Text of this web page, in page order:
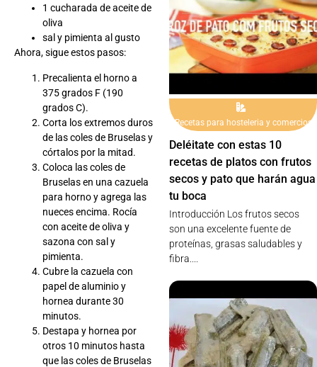
1 cucharada de aceite de
oliva
sal y pimienta al gusto
Ahora, sigue estos pasos:
Precalienta el horno a
375 grados F (190
grados C).
Corta los extremos duros
de las coles de Bruselas y
córtalos por la mitad.
Coloca las coles de
Bruselas en una cazuela
para horno y agrega las
nueces encima. Rocía
con aceite de oliva y
sazona con sal y
pimienta.
Cubre la cazuela con
papel de aluminio y
hornea durante 30
minutos.
Destapa y hornea por
otros 10 minutos hasta
que las coles de Bruselas
Recetas para hosteleria y comercios
Deléitate con estas 10
recetas de platos con frutos
secos y pato que harán agua
tu boca
Introducción Los frutos secos
son una excelente fuente de
proteínas, grasas saludables y
fibra....